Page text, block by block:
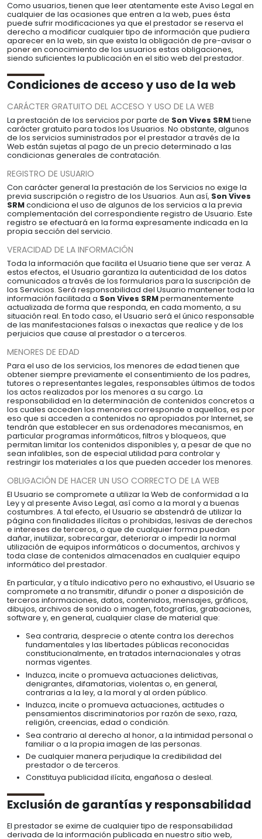
Como usuarios, tienen que leer atentamente este Aviso Legal en
cualquier de las ocasiones que entren a la web, pues ésta
puede sufrir modificaciones ya que el prestador se reserva el
derecho a modificar cualquier tipo de información que pudiera
aparecer en la web, sin que exista la obligación de pre-avisar o
poner en conocimiento de los usuarios estas obligaciones,
siendo suficientes la publicación en el sitio web del prestador.
Condiciones de acceso y uso de la web
CARÁCTER GRATUITO DEL ACCESO Y USO DE LA WEB
La prestación de los servicios por parte de Son Vives SRMtiene
carácter gratuito para todos los Usuarios. No obstante, algunos
de los servicios suministrados por el prestador a través de la
Web están sujetas al pago de un precio determinado a las
condicionas generales de contratación.
REGISTRO DE USUARIO
Con carácter general la prestación de los Servicios no exige la
previa suscripción o registro de los Usuarios. Aun así, Son Vives
SRMcondiciona el uso de algunos de los servicios a la previa
complementación del correspondiente registro de Usuario. Este
registro se efectuará en la forma expresamente indicada en la
propia sección del servicio.
VERACIDAD DE LA INFORMACIÓN
Toda la información que facilita el Usuario tiene que ser veraz. A
estos efectos, el Usuario garantiza la autenticidad de los datos
comunicados a través de los formularios para la suscripción de
los Servicios. Será responsabilidad del Usuario mantener toda la
información facilitada a Son Vives SRMpermanentemente
actualizada de forma que responda, en cada momento, a su
situación real. En todo caso, el Usuario será el único responsable
de las manifestaciones falsas o inexactas que realice y de los
perjuicios que cause al prestador o a terceros.
MENORES DE EDAD
Para el uso de los servicios, los menores de edad tienen que
obtener siempre previamente el consentimiento de los padres,
tutores o representantes legales, responsables últimos de todos
los actos realizados por los menores a su cargo. La
responsabilidad en la determinación de contenidos concretos a
los cuales acceden los menores corresponde a aquellos, es por
eso que si acceden a contenidos no apropiados por Internet, se
tendrán que establecer en sus ordenadores mecanismos, en
particular programas informáticos, filtros y bloqueos, que
permitan limitar los contenidos disponibles y, a pesar de que no
sean infalibles, son de especial utilidad para controlar y
restringir los materiales a los que pueden acceder los menores.
OBLIGACIÓN DE HACER UN USO CORRECTO DE LA WEB
El Usuario se compromete a utilizar la Web de conformidad a la
Ley y al presente Aviso Legal, así como a la moral y a buenas
costumbres. A tal efecto, el Usuario se abstendrá de utilizar la
página con finalidades ilícitas o prohibidas, lesivas de derechos
e intereses de terceros, o que de cualquier forma puedan
dañar, inutilizar, sobrecargar, deteriorar o impedir la normal
utilización de equipos informáticos o documentos, archivos y
toda clase de contenidos almacenados en cualquier equipo
informático del prestador.
En particular, y a título indicativo pero no exhaustivo, el Usuario se
compromete a no transmitir, difundir o poner a disposición de
terceros informaciones, datos, contenidos, mensajes, gráficos,
dibujos, archivos de sonido o imagen, fotografías, grabaciones,
software y, en general, cualquier clase de material que:
Sea contraria, desprecie o atente contra los derechos
fundamentales y las libertades públicas reconocidas
constitucionalmente, en tratados internacionales y otras
normas vigentes.
Induzca, incite o promueva actuaciones delictivas,
denigrantes, difamatorias, violentas o, en general,
contrarias a la ley, a la moral y al orden público.
Induzca, incite o promueva actuaciones, actitudes o
pensamientos discriminatorios por razón de sexo, raza,
religión, creencias, edad o condición.
Sea contrario al derecho al honor, a la intimidad personal o
familiar o a la propia imagen de las personas.
De cualquier manera perjudique la credibilidad del
prestador o de terceros.
Constituya publicidad ilícita, engañosa o desleal.
Exclusión de garantías y responsabilidad
El prestador se exime de cualquier tipo de responsabilidad
derivada de la información publicada en nuestro sitio web,